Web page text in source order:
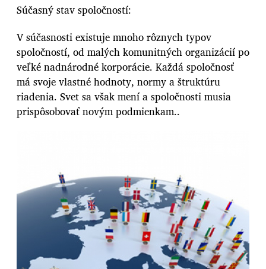
Súčasný stav spoločností:
V súčasnosti existuje mnoho rôznych typov
spoločností, od malých komunitných organizácií po
veľké nadnárodné korporácie. Každá spoločnosť
má svoje vlastné hodnoty, normy a štruktúru
riadenia. Svet sa však mení a spoločnosti musia
prispôsobovať novým podmienkam..